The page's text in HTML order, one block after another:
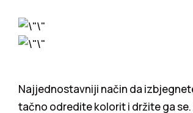
Najjednostavniji način da
tačno odredite kolorit i držite ga